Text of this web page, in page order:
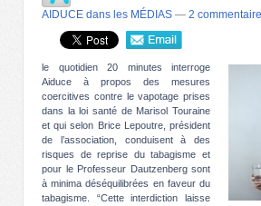
AIDUCE dans les MÉDIAS — 2
le quotidien 20 minutes interroge
Aiduce à propos des mesures
coercitives contre le vapotage prises
dans la loi santé de Marisol Touraine
et qui selon Brice Lepoutre, président
de l’association, conduisent à des
risques de reprise du tabagisme et
pour le Professeur Dautzenberg sont
à minima déséquilibrées en faveur du
tabagisme. “Cette interdiction laisse